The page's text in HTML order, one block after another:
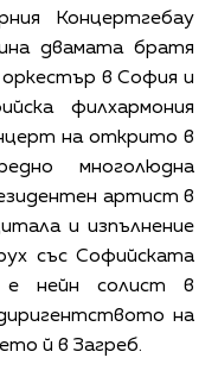
Концертгебау
двамата братя
в София и
филхармония
на открито в
многолюдна
артист в
и изпълнение
със Софийската
е нейн солист в
на
й в Загреб.